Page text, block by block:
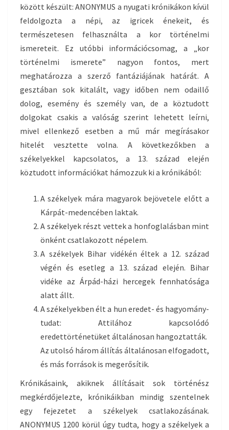
között készült: ANONYMUS a nyugati krónikákon kívül
feldolgozta a népi, az igricek énekeit, és
természetesen felhasználta a kor történelmi
ismereteit. Ez utóbbi információcsomag, a „kor
történelmi ismerete” nagyon fontos, mert
meghatározza a szerző fantáziájának határát. A
gesztában sok kitalált, vagy időben nem odaillő
dolog, esemény és személy van, de a köztudott
dolgokat csakis a valóság szerint lehetett leírni,
mivel ellenkező esetben a mű már megírásakor
hitelét vesztette volna. A következőkben a
székelyekkel kapcsolatos, a 13. század elején
köztudott információkat hámozzuk ki a krónikából:
A székelyek mára magyarok bejövetele előtt a
Kárpát-medencében laktak.
A székelyek részt vettek a honfoglalásban mint
önként csatlakozott népelem.
A székelyek Bihar vidékén éltek a 12. század
végén és esetleg a 13. század elején. Bihar
vidéke az Árpád-házi hercegek fennhatósága
alatt állt.
A székelyekben élt a hun eredet- és hagyomány-
tudat: Attilához kapcsolódó
eredettörténetüket általánosan hangoztatták.
Az utolsó három állítás általánosan elfogadott,
és más források is megerősítik.
Krónikásaink, akiknek állításait sok történész
megkérdőjelezte, krónikáikban mindig szentelnek
egy fejezetet a székelyek csatlakozásának.
ANONYMUS 1200 körül úgy tudta, hogy a székelyek a